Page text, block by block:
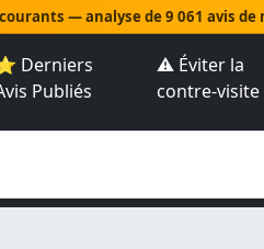
— analyse de 9 061 avis
Derniers
Publiés
⚠️ Éviter la
contre-visite